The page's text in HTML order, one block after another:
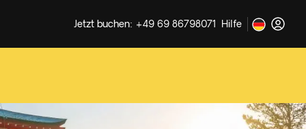
Jetzt buchen: +49 69 86798071 Hilfe